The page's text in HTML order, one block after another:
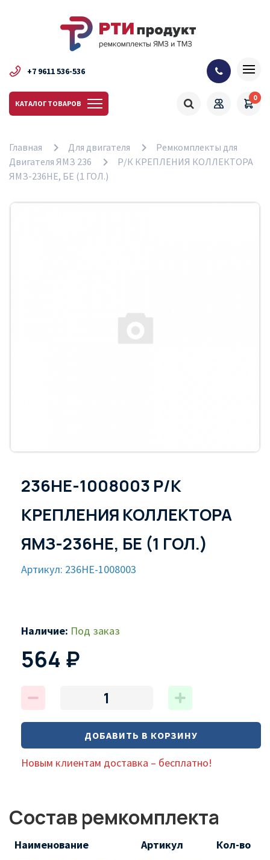
+7 9611 536-536
КАТАЛОГ ТОВАРОВ
0
Главная Для двигателя
Ремкомплекты для
Двигателя ЯМЗ 236
Р/К КРЕПЛЕНИЯ КОЛЛЕКТОРА
ЯМЗ-236НЕ, БЕ (1 ГОЛ.)
236НЕ-1008003 Р/К
КРЕПЛЕНИЯ КОЛЛЕКТОРА
ЯМЗ-236НЕ, БЕ (1 ГОЛ.)
Артикул: 236НЕ-1008003
Наличие: Под заказ
564 ₽
ДОБАВИТЬ В КОРЗИНУ
Новым клиентам доставка – бесплатно!
Состав ремкомплекта
Наименование Артикул Кол-во